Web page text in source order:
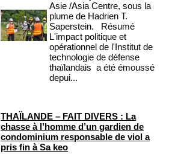
Asie /Asia Centre, sous la
plume de Hadrien T.
Saperstein. Résumé
L'impact politique et
opérationnel de l'Institut de
technologie de défense
thaïlandais a été émoussé
depui...
THAÏLANDE – FAIT DIVERS : La
chasse à l’homme d’un gardien de
condominium responsable de viol a
pris fin à Sa keo